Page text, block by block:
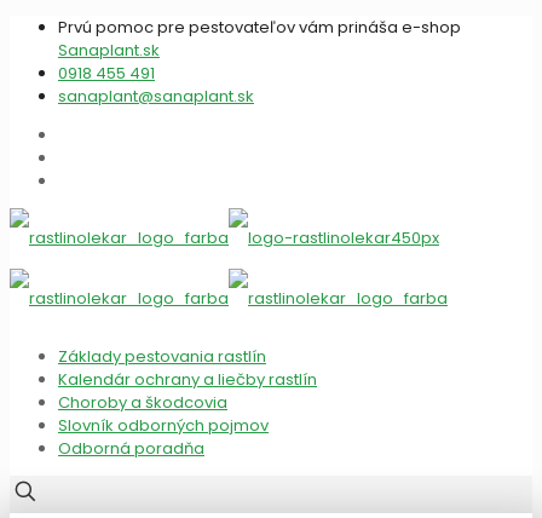
Prvú pomoc pre pestovateľov vám prináša e-shop
Sanaplant.sk
0918 455 491
sanaplant@sanaplant.sk
Základy pestovania rastlín
Kalendár ochrany a liečby rastlín
Choroby a škodcovia
Slovník odborných pojmov
Odborná poradňa